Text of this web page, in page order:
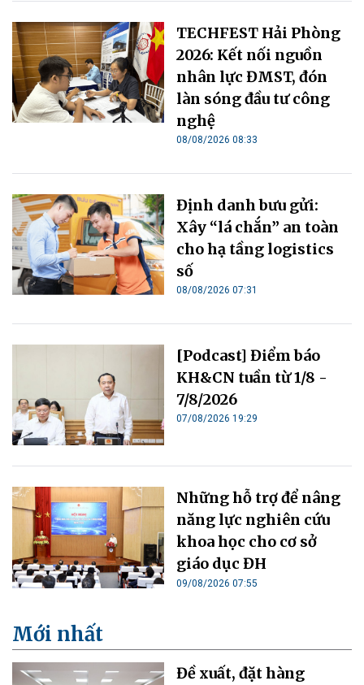
TECHFEST Hải Phòng
2026: Kết nối nguồn
nhân lực ĐMST, đón
làn sóng đầu tư công
nghệ
08/08/2026 08:33
Định danh bưu gửi:
Xây “lá chắn” an toàn
cho hạ tầng logistics
số
08/08/2026 07:31
[Podcast] Điểm báo
KH&CN tuần từ 1/8 -
7/8/2026
07/08/2026 19:29
Những hỗ trợ để nâng
năng lực nghiên cứu
khoa học cho cơ sở
giáo dục ĐH
09/08/2026 07:55
Mới nhất
Đề xuất, đặt hàng